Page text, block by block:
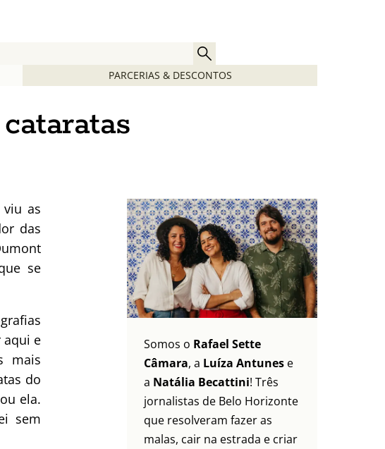
PARCERIAS & DESCONTOS
viu as
das
se
aqui e
mais
do
ela.
sem
Somos o Rafael Sette
Câmara, a Luíza Antunes e
a Natália Becattini! Três
jornalistas de Belo Horizonte
que resolveram fazer as
malas, cair na estrada e criar